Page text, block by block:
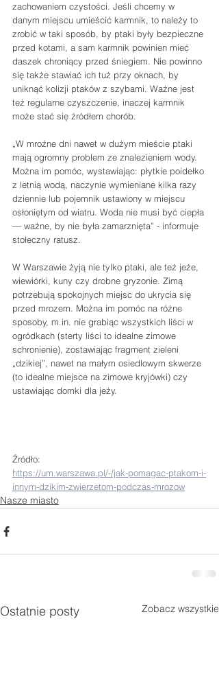
zachowaniem czystości. Jeśli chcemy w
danym miejscu umieścić karmnik, to należy to
zrobić w taki sposób, by ptaki były bezpieczne
przed kotami, a sam karmnik powinien mieć
daszek chroniący przed śniegiem. Nie powinno
się także stawiać ich tuż przy oknach, by
uniknąć kolizji ptaków z szybami. Ważne jest
też regularne czyszczenie, inaczej karmnik
może stać się źródłem chorób.
„W mroźne dni nawet w dużym mieście ptaki
mają ogromny problem ze znalezieniem wody.
Można im pomóc, wystawiając: płytkie poidełko
z letnią wodą, naczynie wymieniane kilka razy
dziennie lub pojemnik ustawiony w miejscu
osłoniętym od wiatru. Woda nie musi być ciepła
— ważne, by nie była zamarznięta” - informuje
stołeczny ratusz.
W Warszawie żyją nie tylko ptaki, ale też jeże,
wiewiórki, kuny czy drobne gryzonie. Zimą
potrzebują spokojnych miejsc do ukrycia się
przed mrozem. Można im pomóc na różne
sposoby, m.in. nie grabiąc wszystkich liści w
ogródkach (sterty liści to idealne zimowe
schronienie), zostawiając fragment zieleni
„dzikiej”, nawet na małym osiedlowym skwerze
(to idealne miejsce na zimowe kryjówki) czy
ustawiając domki dla jeży.
Źródło:
https://um.warszawa.pl/-/jak-pomagac-ptakom-i-
innym-dzikim-zwierzetom-podczas-mrozow
Nasze miasto
Ostatnie posty Zobacz wszystkie